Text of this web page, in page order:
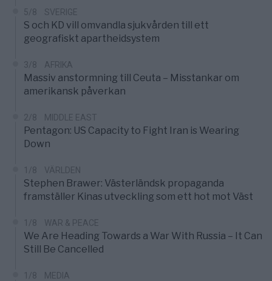
5/8 SVERIGE
S och KD vill omvandla sjukvården till ett
geografiskt apartheidsystem
3/8 AFRIKA
Massiv anstormning till Ceuta – Misstankar om
amerikansk påverkan
2/8 MIDDLE EAST
Pentagon: US Capacity to Fight Iran is Wearing
Down
1/8 VÄRLDEN
Stephen Brawer: Västerländsk propaganda
framställer Kinas utveckling som ett hot mot Väst
1/8 WAR & PEACE
We Are Heading Towards a War With Russia – It Can
Still Be Cancelled
1/8 MEDIA